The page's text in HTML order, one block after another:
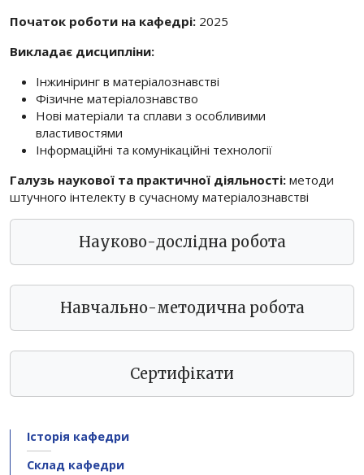
Початок роботи на кафедрі: 2025
Викладає дисципліни:
Інжиніринг в матеріалознавстві
Фізичне матеріалознавство
Нові матеріали та сплави з особливими
властивостями
Інформаційні та комунікаційні технології
Галузь наукової та практичної діяльності: методи
штучного інтелекту в сучасному матеріалознавстві
Науково-дослідна робота
Навчально-методична робота
Сертифікати
Історія кафедри
Склад кафедри